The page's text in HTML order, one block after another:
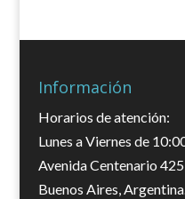
Información
Horarios de atención:
Lunes a Viernes de
Avenida Centenario
Buenos Aires, Argentina.